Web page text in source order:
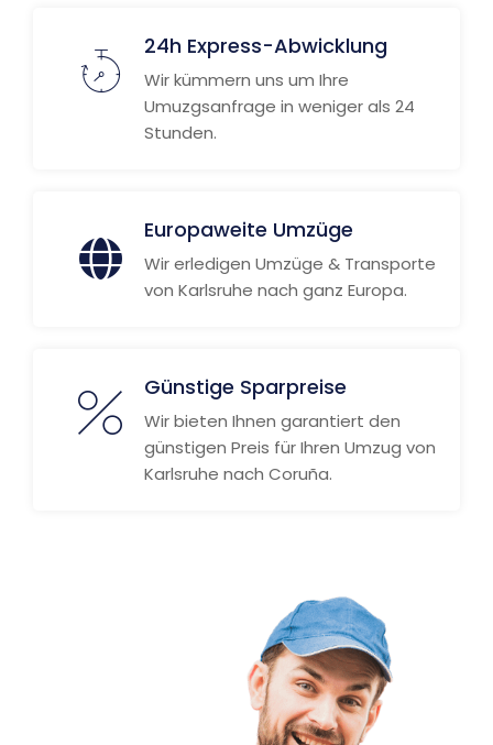
24h Express-Abwicklung
Wir kümmern uns um Ihre
Umuzgsanfrage in weniger als 24
Stunden.
Europaweite Umzüge
Wir erledigen Umzüge & Transporte
von Karlsruhe nach ganz Europa.
Günstige Sparpreise
Wir bieten Ihnen garantiert den
günstigen Preis für Ihren Umzug von
Karlsruhe nach Coruña.